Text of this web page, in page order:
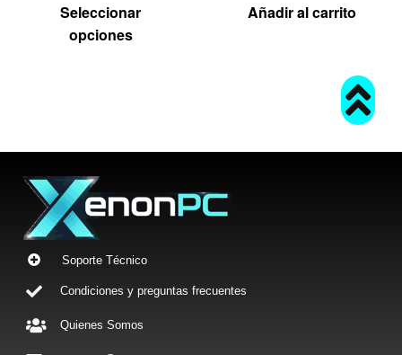
Seleccionar
opciones
Añadir al carrito
Soporte Técnico
Condiciones y preguntas frecuentes
Quienes Somos